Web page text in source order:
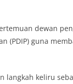
dewan
(PDIP) guna
langkah keliru